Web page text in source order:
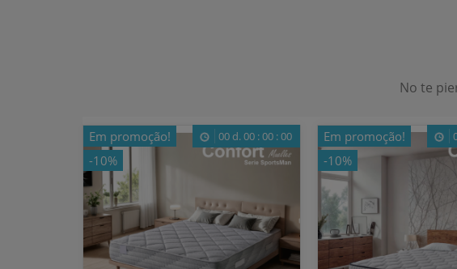
No te
Em promoção!
-10%
00 d.00 :00 :00
Em promoção!
-10%